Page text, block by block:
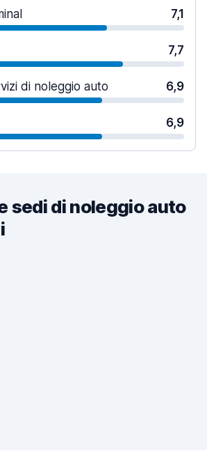
7,1
7,7
di noleggio auto 6,9
6,9
sedi di noleggio auto